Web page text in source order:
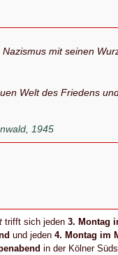
mit seinen
Welt des Friedens
1945
trifft sich jeden 3. Montag
und jeden 4. Montag im
in der Kölner